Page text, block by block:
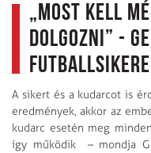
„Most kell
dolgozni” -
A sikert és a kudarcot is
eredmények, akkor az
kudarc esetén meg
így működik – mondja